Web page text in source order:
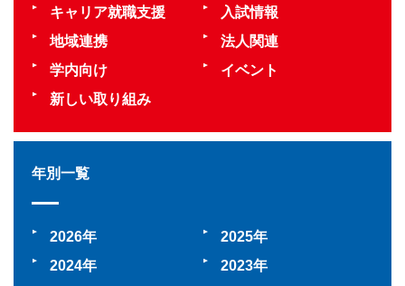
キャリア就職支援
入試情報
地域連携
法人関連
学内向け
イベント
新しい取り組み
年別一覧
2026
2025
2024
2023